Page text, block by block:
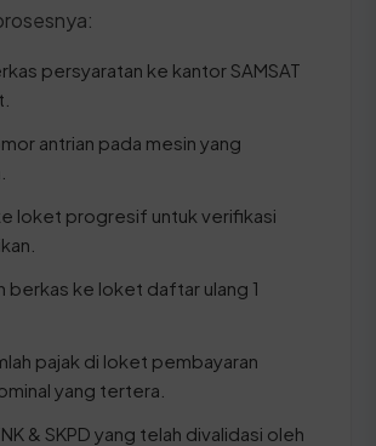
persyaratan ke kantor SAMSAT
antrian pada mesin yang
loket progresif untuk verifikasi
berkas ke loket daftar ulang 1
pajak di loket pembayaran
yang tertera.
& SKPD yang telah divalidasi oleh